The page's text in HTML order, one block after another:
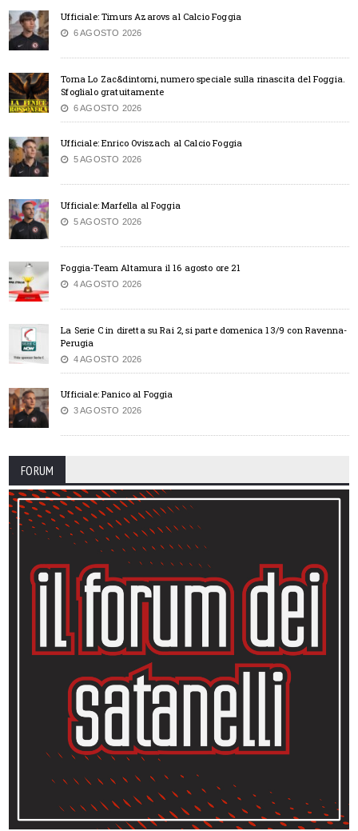
Ufficiale: Timurs Azarovs al Calcio Foggia
6 AGOSTO 2026
Torna Lo Zac&dintorni, numero speciale sulla rinascita del Foggia.
Sfoglialo gratuitamente
6 AGOSTO 2026
Ufficiale: Enrico Oviszach al Calcio Foggia
5 AGOSTO 2026
Ufficiale: Marfella al Foggia
5 AGOSTO 2026
Foggia-Team Altamura il 16 agosto ore 21
4 AGOSTO 2026
La Serie C in diretta su Rai 2, si parte domenica 13/9 con Ravenna-
Perugia
4 AGOSTO 2026
Ufficiale: Panico al Foggia
3 AGOSTO 2026
FORUM